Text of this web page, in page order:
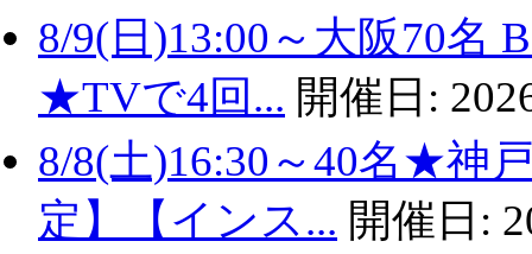
8/9(日)13:00～大阪70名
★TVで4回... 開催日:
8/8(土)16:30～40名★神
定】【インス... 開催日: